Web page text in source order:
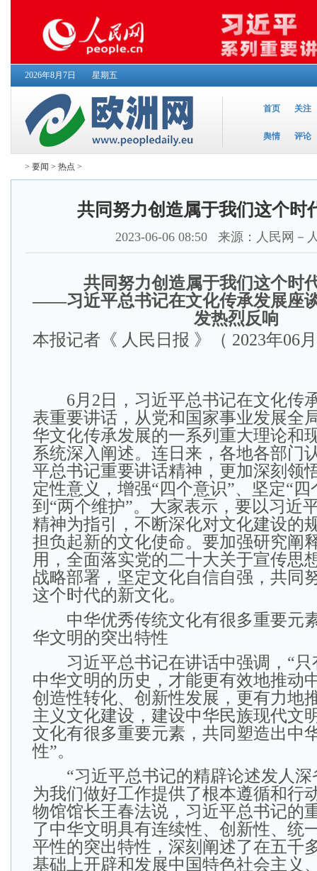
2026年8月7日 星期五
首页 关注
舆情 评论
> 要闻 > 热点 >
共同努力创造属于我们这个时
2023-06-06 08:50 来源：人民网－
共同努力创造属于我们这个时
——习近平总书记在文化传承发展座
发热烈反响
本报记者《 人民日报 》（ 2023年06
6月2日，习近平总书记在文化传
表重要讲话，从党和国家事业发展全
华文化传承发展的一系列重大理论和
系统深入阐述。连日来，各地各部门
平总书记重要讲话精神，更加深刻领
定性意义，增强“四个意识”、坚定“四
到“两个维护”。大家表示，要以习近
精神为指引，不断深化对文化建设的
担负起新的文化使命。要加强研究阐
用，全面落实党的二十大关于宣传思
战略部署，坚定文化自信自强，共同
这个时代的新文化。
中华优秀传统文化有很多重要元
华文明的突出特性
习近平总书记在讲话中强调，“只
中华文明的历史，才能更有效地推动
创造性转化、创新性发展，更有力地
主义文化建设，建设中华民族现代文
文化有很多重要元素，共同塑造出中
性”。
“习近平总书记的精辟论述发人深
为我们做好工作提供了根本遵循和行
物馆馆长王春法说，习近平总书记的
了中华文明具有连续性、创新性、统
平性的突出特性，深刻阐述了在五千
基础上开辟和发展中国特色社会主义